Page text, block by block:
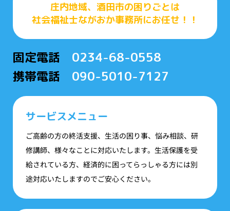
庄内地域、酒田市の困りごとは
社会福祉士ながおか事務所にお任せ！！
固定電話 0234-68-0558
携帯電話 090-5010-7127
サービスメニュー
ご高齢の方の終活支援、生活の困り事、悩み相談、研
修講師、様々なことに対応いたします。生活保護を受
給されている方、経済的に困ってらっしゃる方には別
途対応いたしますのでご安心ください。